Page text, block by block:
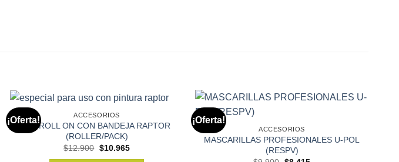
¡Oferta! ACCESORIOS
KIT ROLL ON CON BANDEJA RAPTOR
(ROLLER/PACK)
$12.900 El
$10.965El
¡Oferta!
ACCESORIOS
MASCARILLAS PROFESIONALES U-POL
(RESPV)